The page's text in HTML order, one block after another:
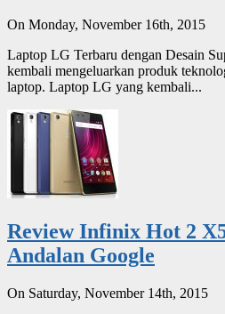
On Monday, November 16th, 2015
Laptop LG Terbaru dengan Desain
kembali mengeluarkan produk
laptop. Laptop LG yang kembali...
Review Infinix Hot 2
Andalan Google
On Saturday, November 14th, 2015